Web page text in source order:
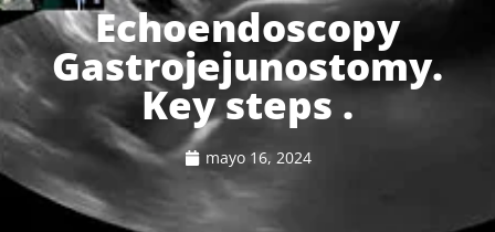
Echoendoscopy
Gastrojejunostomy.
Key steps .
mayo 16, 2024